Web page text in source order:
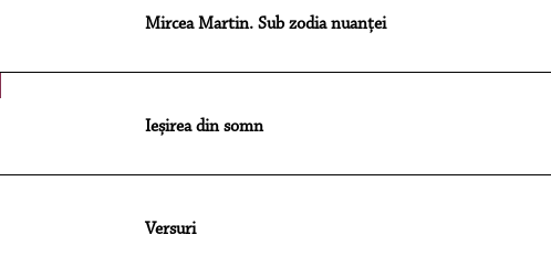
Mircea Martin. Sub zodia nuanței
Ieșirea din somn
Versuri